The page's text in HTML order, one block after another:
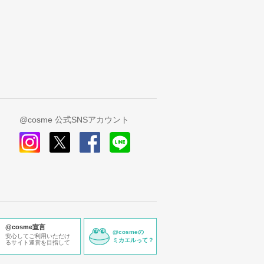
@cosme 公式SNSアカウント
@cosme宣言
安心してご利用いただけ
るサイト運営を目指して
@cosmeの
ミカエルって？